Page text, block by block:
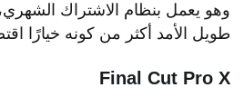
وهو يعمل بنظام الاشتراك الشهري،
طويل الأمد أكثر من كونه خيارًا
Final Cut Pro X